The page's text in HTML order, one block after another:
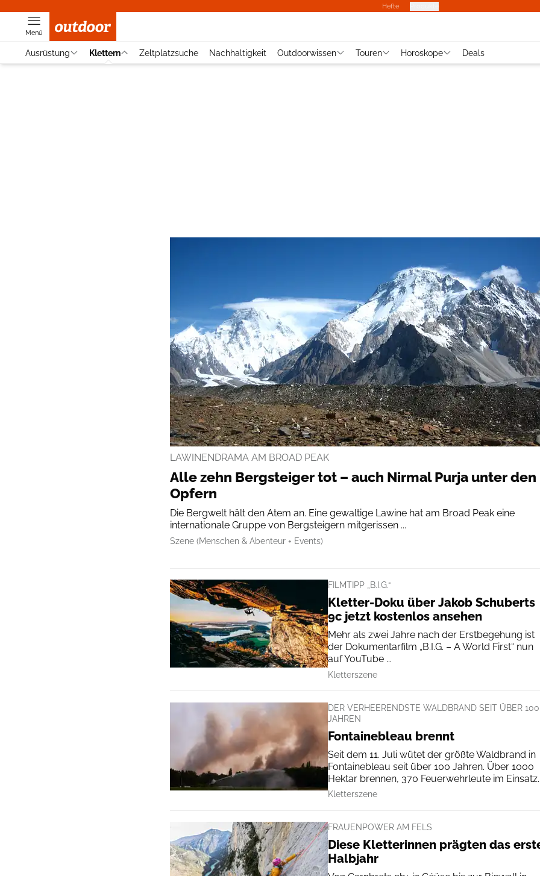
Hefte
Menü
Ausrüstung Klettern Zeltplatzsuche Nachhaltigkeit Outdoorwissen Touren Horoskope Deals
LAWINENDRAMA AM BROAD PEAK
Alle zehn Bergsteiger tot – auch Nirmal Purja unter den
Opfern
Die Bergwelt hält den Atem an. Eine gewaltige Lawine hat am Broad Peak eine
internationale Gruppe von Bergsteigern mitgerissen ...
Szene (Menschen & Abenteur + Events)
FILMTIPP „B.I.G.“
Kletter-Doku über Jakob Schuberts
9c jetzt kostenlos ansehen
Mehr als zwei Jahre nach der Erstbegehung ist
der Dokumentarfilm „B.I.G. – A World First“ nun
auf YouTube ...
Kletterszene
DER VERHEERENDSTE WALDBRAND SEIT ÜBER 100
JAHREN
Fontainebleau brennt
Seit dem 11. Juli wütet der größte Waldbrand in
Fontainebleau seit über 100 Jahren. Über 1000
Hektar brennen, 370 Feuerwehrleute im Einsatz.
Kletterszene
FRAUENPOWER AM FELS
Diese Kletterinnen prägten das
Halbjahr